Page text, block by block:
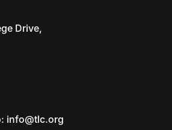
Drive,
info@tlc.org